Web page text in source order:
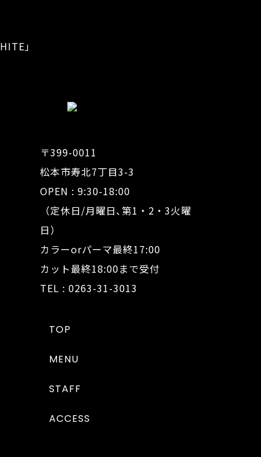
」
〒399-0011
松本市寿北7丁目3-3
OPEN : 9:30-18:00
（定休日/月曜日､第1・2・3火曜
日）
カラーorパーマ最終17:00
カット最終18:00まで受付
TEL : 0263-31-3013
TOP
MENU
STAFF
ACCESS